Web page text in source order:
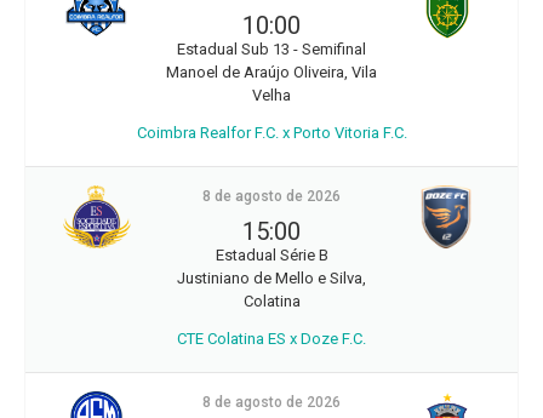
10:00
Estadual Sub 13 - Semifinal
Manoel de Araújo Oliveira, Vila
Velha
Coimbra Realfor F.C. x Porto Vitoria F.C.
8 de agosto de 2026
15:00
Estadual Série B
Justiniano de Mello e Silva,
Colatina
CTE Colatina ES x Doze F.C.
8 de agosto de 2026